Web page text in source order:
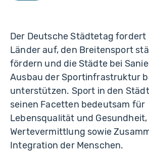
Der Deutsche Städtetag fordert
Länder auf, den Breitensport
fördern und die Städte bei
Ausbau der Sportinfrastruktur
unterstützen. Sport in den
seinen Facetten bedeutsam für
Lebensqualität und Gesundheit,
Wertevermittlung sowie
Integration der Menschen.